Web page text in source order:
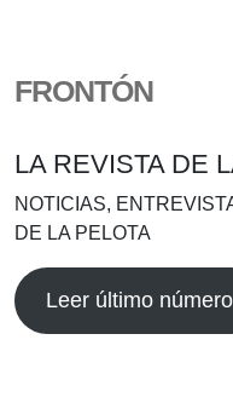
FRONTÓN
LA REVISTA DE
NOTICIAS,
DE LA PELOTA
Leer último número